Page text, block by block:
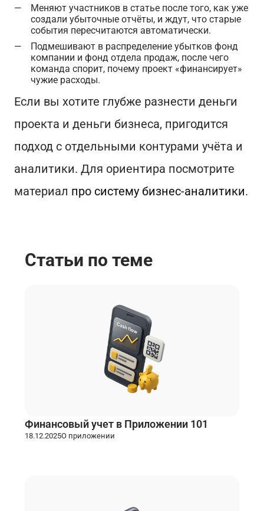
Меняют участников в статье после того, как уже
создали убыточные отчёты, и ждут, что старые
события пересчитаются автоматически.
Подмешивают в распределение убытков фонд
компании и фонд отдела продаж, после чего
команда спорит, почему проект «финансирует»
чужие расходы.
Если вы хотите глубже разнести деньги
проекта и деньги бизнеса, пригодится
подход с отдельными контурами учёта и
аналитики. Для ориентира посмотрите
материал про систему бизнес‑аналитики.
Статьи по теме
Финансовый учет в Приложении 101
18.12.2025О приложении